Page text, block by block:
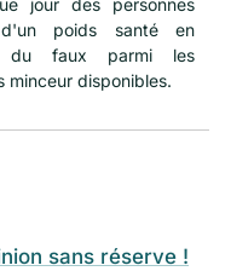
poids santé en
du faux parmi les
minceur disponibles.
sans réserve !